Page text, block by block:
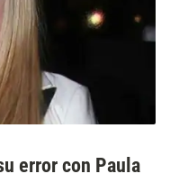
error con Paula